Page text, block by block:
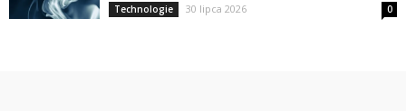
Technologie 30 lipca 2026 0